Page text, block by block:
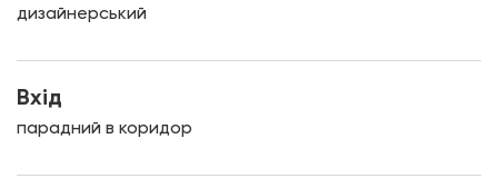
дизайнерський
Вхід
парадний в коридор